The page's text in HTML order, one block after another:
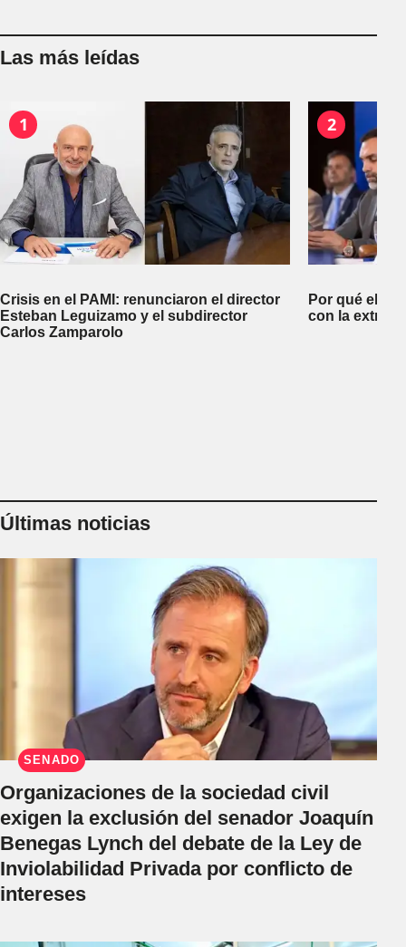
Las más leídas
1
Crisis en el PAMI: renunciaron el director
Esteban Leguizamo y el subdirector
Carlos Zamparolo
2
Por qué el
con la
Últimas noticias
SENADO
Organizaciones de la sociedad civil
exigen la exclusión del senador Joaquín
Benegas Lynch del debate de la Ley de
Inviolabilidad Privada por conflicto de
intereses